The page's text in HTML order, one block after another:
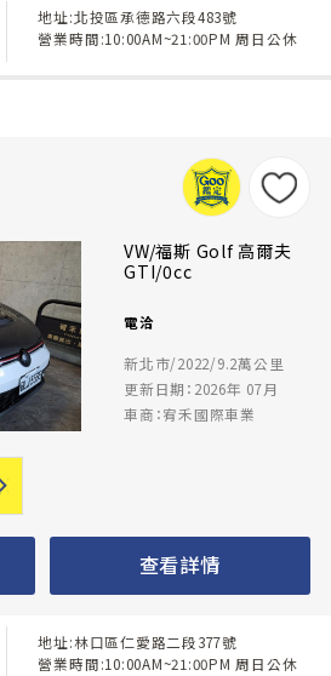
地址:北投區承德路六段483號
營業時間:10:00AM~21:00PM 周日公休
VW/福斯 Golf 高爾夫
GTI/0cc
電洽
新北市/2022/9.2萬公里
更新日期：2026年 07月
車商：宥禾國際車業
查看詳情
地址:林口區仁愛路二段377號
營業時間:10:00AM~21:00PM 周日公休